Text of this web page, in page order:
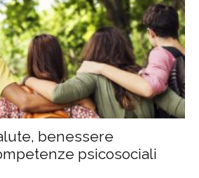
benessere
psicosociali